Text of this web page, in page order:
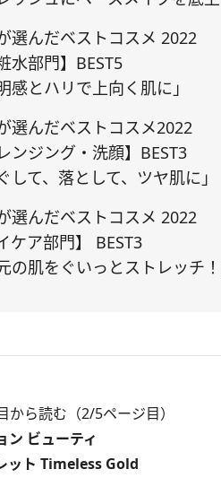
選んだベストコスメ 2022
水部門】BEST5
感とハリで上向く肌に」
選んだベストコスメ2022
ンジング・洗顔】BEST3
して、落として、ツヤ肌に」
選んだベストコスメ 2022
ケア部門】 BEST3
の肌をぐいっとストレッチ！
から読む（2/5ページ目）
ン ビューティ
ット Timeless Gold